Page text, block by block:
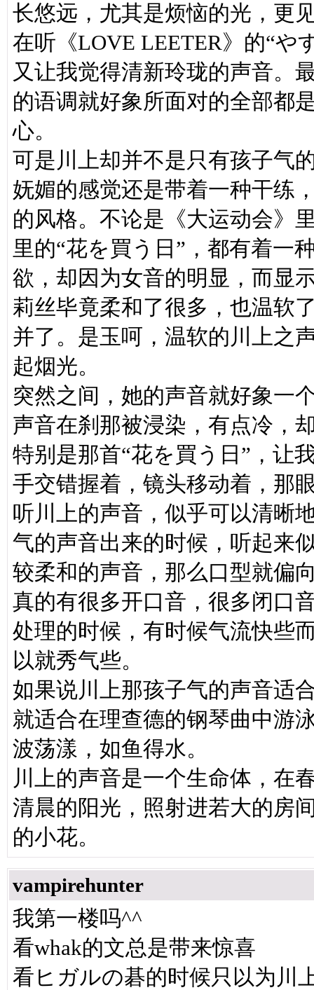
长悠远，尤其是烦恼的光，更
在听《LOVE LEETER》的“や
又让我觉得清新玲珑的声音。
的语调就好象所面对的全部都
心。
可是川上却并不是只有孩子气
妩媚的感觉还是带着一种干练
的风格。不论是《大运动会》
里的“花を買う日”，都有着一
欲，却因为女音的明显，而显
莉丝毕竟柔和了很多，也温软
并了。是玉呵，温软的川上之
起烟光。
突然之间，她的声音就好象一
声音在刹那被浸染，有点冷，
特别是那首“花を買う日”，让
手交错握着，镜头移动着，那
听川上的声音，似乎可以清晰
气的声音出来的时候，听起来
较柔和的声音，那么口型就偏
真的有很多开口音，很多闭口
处理的时候，有时候气流快些
以就秀气些。
如果说川上那孩子气的声音适
就适合在理查德的钢琴曲中游
波荡漾，如鱼得水。
川上的声音是一个生命体，在
清晨的阳光，照射进若大的房
的小花。
vampirehunter
我第一楼吗^^
看whak的文总是带来惊喜
看ヒガルの碁的时候只以为川